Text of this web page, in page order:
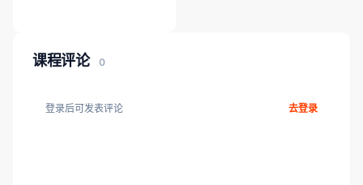
课程评论 0
登录后可发表评论 去登录